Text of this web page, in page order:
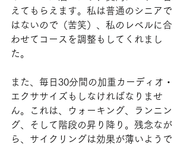
えてもらえます。私は普通のシニアで
はないので（苦笑）、私のレベルに合
わせてコースを調整もしてくれまし
た。
また、毎日30分間の加重カーディオ・
エクササイズもしなければなりませ
ん。これは、ウォーキング、ランニン
グ、そして階段の昇り降り。残念なが
ら、サイクリングは効果が薄いようで